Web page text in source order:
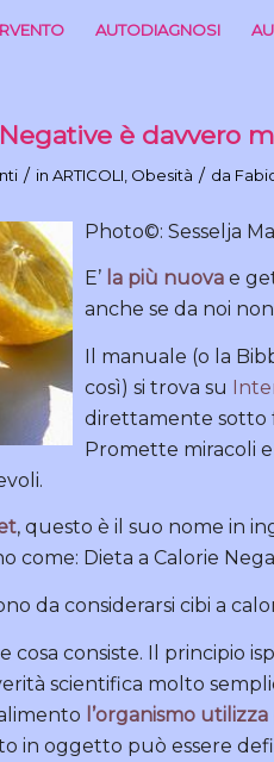
AUTODIAGNOSI
è davvero
/ inARTICOLI Obesità / da
Photo©: Sesselja
E’ la più nuova e
anche se da noi
Il manuale (o la
così) si trova su
direttamente sotto
Promette miracoli
, questo è il suo nome in
come: Dieta a Calorie
da considerarsi cibi a
cosa consiste. Il principio
scientifica molto
l’organismo
in oggetto può essere